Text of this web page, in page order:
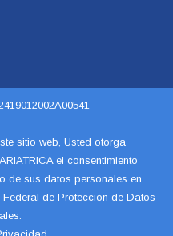
sitio web, Usted otorga
el consentimiento
de sus datos personales en
Federal de Protección de Datos